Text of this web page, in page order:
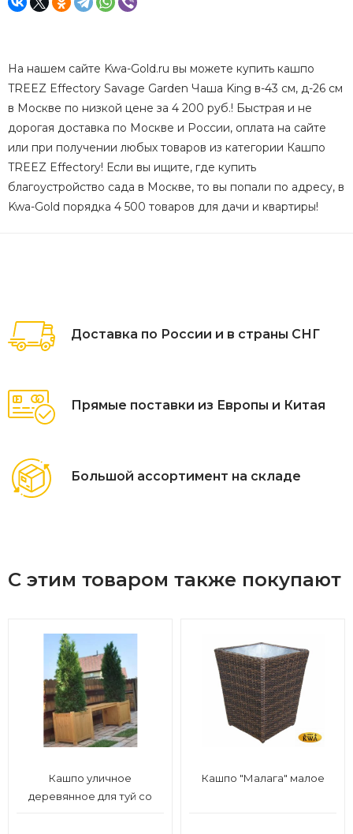
На нашем сайте Kwa-Gold.ru вы можете купить кашпо
TREEZ Effectory Savage Garden Чаша King в-43 см, д-26 см
в Москве по низкой цене за 4 200 руб.! Быстрая и не
дорогая доставка по Москве и России, оплата на сайте
или при получении любых товаров из категории Кашпо
TREEZ Effectory! Если вы ищите, где купить
благоустройство сада в Москве, то вы попали по адресу, в
Kwa-Gold порядка 4 500 товаров для дачи и квартиры!
Доставка по России и в страны СНГ
Прямые поставки из Европы и Китая
Большой ассортимент на складе
С этим товаром также покупают
Кашпо уличное
деревянное для туй со
Кашпо "Малага" малое